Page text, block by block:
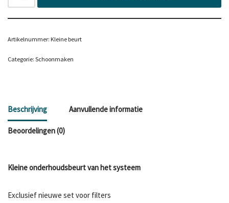
Artikelnummer: Kleine beurt
Categorie: Schoonmaken
Beschrijving Aanvullende informatie
Beoordelingen (0)
Kleine onderhoudsbeurt van het systeem
Exclusief nieuwe set voor filters